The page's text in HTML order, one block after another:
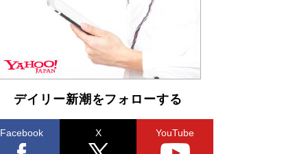
デイリー新潮をフォローする
Facebook X YouTube